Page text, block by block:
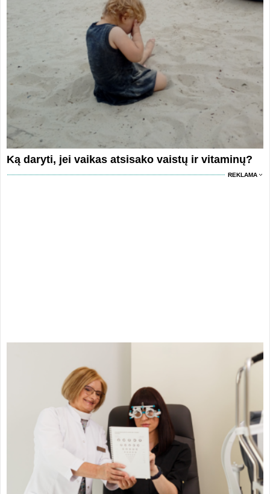
Ką daryti, jei vaikas atsisako vaistų ir vitaminų?
REKLAMA